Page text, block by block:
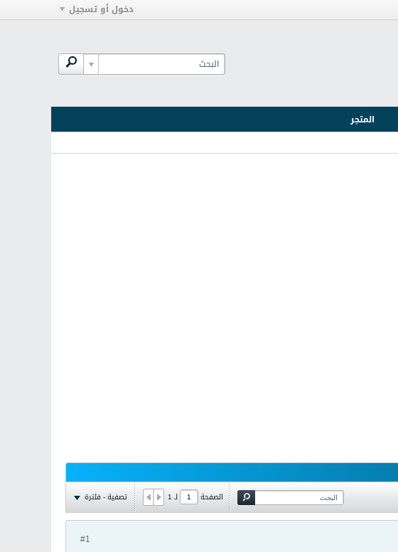
دخول أو تسجيل
المتجر
الصفحة لـ1 تصفية - فلترة
#1